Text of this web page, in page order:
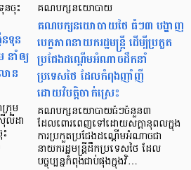
នចុះ
ទុន
នាំឲ្យ
ាន
រុម
លីដា
គណបក្សនយោបាយ
គណបក្សនយោបាយថៃ ធំៗ៣ បង្ហាញ
បេក្ខភាពនាយករដ្ឋមន្រ្តី ដើម្បីប្រកួត
ប្រជែងដណ្តើមអំណាចដឹកនាំ
ប្រទេសថៃ ដែលកំពុងញាំញី
ដោយវិបត្តិចាក់ស្រេះ
គណបក្សនយោបាយធំៗចំនួន៣
ដែលពោរពេញទៅដោយសក្តានុពលក្នុង
ការប្រកួតប្រជែងដណ្តើមអំណាចជា
នាយករដ្ឋមន្ត្រីដឹកប្រទេសថៃ ដែល
បច្ចុប្បន្នកំពុងជាប់ផុងក្នុងវិ…